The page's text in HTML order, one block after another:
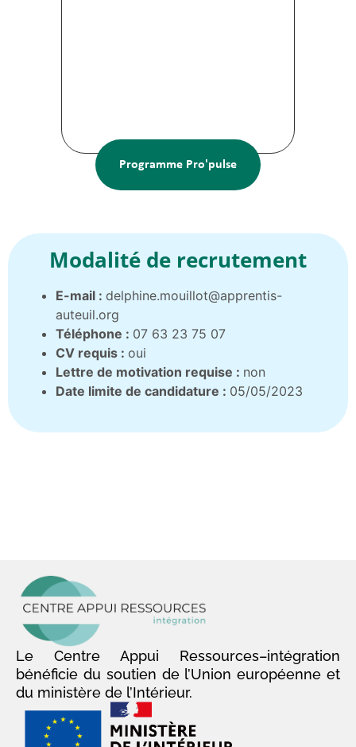
Programme Pro'pulse
Modalité de recrutement
E-mail : delphine.mouillot@apprentis-
auteuil.org
Téléphone : 07 63 23 75 07
CV requis : oui
Lettre de motivation requise : non
Date limite de candidature : 05/05/2023
Le Centre Appui Ressources–intégration
bénéficie du soutien de l’Union européenne et
du ministère de l’Intérieur.